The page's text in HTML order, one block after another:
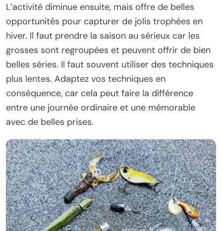
L’activité diminue ensuite, mais offre de belles
opportunités pour capturer de jolis trophées en
hiver. Il faut prendre la saison au sérieux car les
grosses sont regroupées et peuvent offrir de bien
belles séries. Il faut souvent utiliser des techniques
plus lentes. Adaptez vos techniques en
conséquence, car cela peut faire la différence
entre une journée ordinaire et une mémorable
avec de belles prises.